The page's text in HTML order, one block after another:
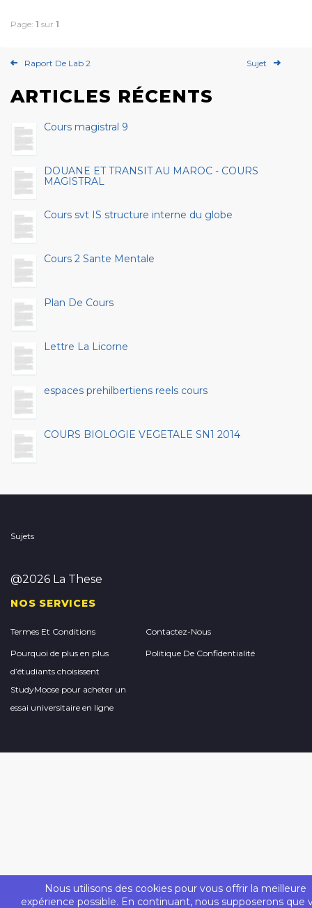
Page: 1 sur 1
Raport De Lab 2 Sujet
ARTICLES RÉCENTS
Cours magistral 9
DOUANE ET TRANSIT AU MAROC - COURS
MAGISTRAL
Cours svt IS structure interne du globe
Cours 2 Sante Mentale
Plan De Cours
Lettre La Licorne
espaces prehilbertiens reels cours
COURS BIOLOGIE VEGETALE SN1 2014
Nous utilisons des cookies pour vous offrir la meilleure
expérience possible. En continuant, nous supposerons que
Sujets
@2026 La These
NOS SERVICES
Termes Et Conditions Contactez-Nous
Pourquoi de plus en plus
d’étudiants choisissent
StudyMoose pour acheter un
essai universitaire en ligne
Politique De Confidentialité